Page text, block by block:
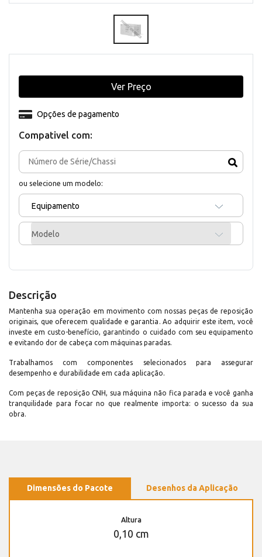
Compativel com:
ou selecione um modelo:
Equipamento
Modelo
Opções de pagamento
Ver Preço
Descrição
Mantenha sua operação em movimento com nossas peças de reposição
originais, que oferecem qualidade e garantia. Ao adquirir este item, você
investe em custo-benefício, garantindo o cuidado com seu equipamento
e evitando dor de cabeça com máquinas paradas.
Trabalhamos com componentes selecionados para assegurar
desempenho e durabilidade em cada aplicação.
Com peças de reposição CNH, sua máquina não fica parada e você ganha
tranquilidade para focar no que realmente importa: o sucesso da sua
obra.
Dimensões do Pacote Desenhos da Aplicação
Altura
0,10 cm